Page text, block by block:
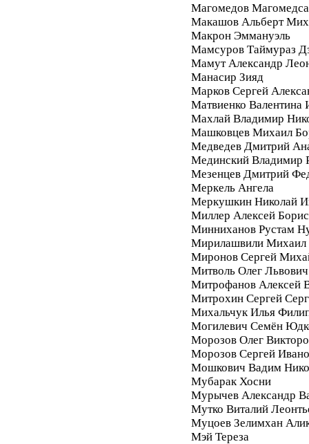
Магомедов
Макашов Альберт
Макрон Эммануэль
Мамсуров Таймураз
Мамут Александр
Манасир Зияд
Марков Сергей
Матвиенко Валентина
Махлай Владимир
Машковцев Михаил
Медведев Дмитрий
Мединский Владимир
Мезенцев Дмитрий
Меркель Ангела
Меркушкин Николай
Миллер Алексей
Минниханов Рустам
Мирилашвили Михаил
Миронов Сергей
Митволь Олег Львович
Митрофанов Алексей
Митрохин Сергей
Михальчук Илья
Могилевич Семён
Морозов Олег
Морозов Сергей
Мошкович Вадим
Мубарак Хосни
Мурычев Александр
Мутко Виталий
Муцоев Зелимхан
Мэй Тереза